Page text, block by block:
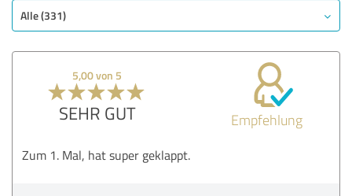
Alle (331)
5,00 von 5
SEHR GUT Empfehlung
Zum 1. Mal, hat super geklappt.